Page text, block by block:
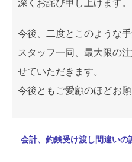
深くお詫び申し上げます。
今後、二度とこのような
スタッフ一同、最大限の
せていただきます。
今後ともご愛顧のほどお願
会計、釣銭受け渡し間違いの